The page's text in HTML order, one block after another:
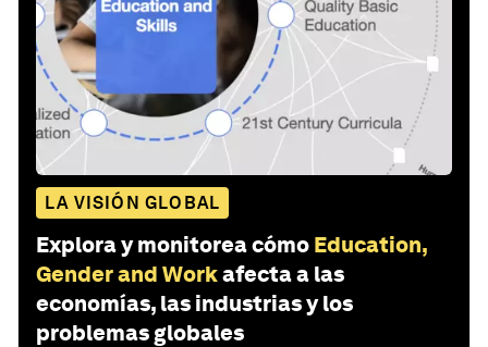
LA VISIÓN GLOBAL
Explora y monitorea cómo Education,
Gender and Workafecta a las
economías, las industrias y los
problemas globales